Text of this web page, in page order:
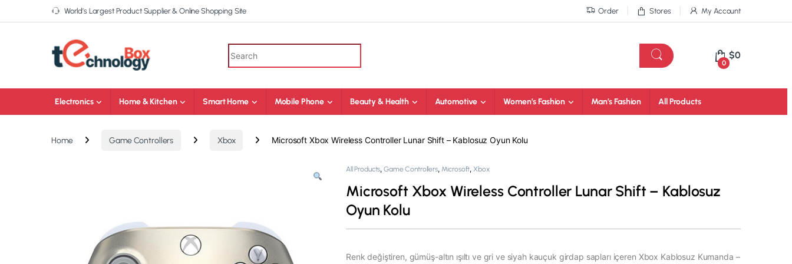
World’s Largest Product Supplier & Online Shopping Site Order Stores My Account
0
$0
Electronics Home & Kitchen Smart Home Mobile Phone Beauty & Health Automotive Women’s Fashion Man’s Fashion All Products
Home Game Controllers Xbox Microsoft Xbox Wireless Controller Lunar Shift – Kablosuz Oyun Kolu
All Products,Game Controllers, Microsoft,Xbox
Microsoft Xbox Wireless Controller Lunar Shift – Kablosuz
Oyun Kolu
Renk değiştiren, gümüş-altın ışıltı ve gri ve siyah kauçuk girdap sapları içeren Xbox Kablosuz Kumanda –